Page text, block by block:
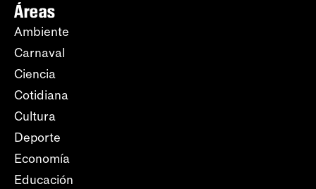
Áreas
Ambiente
Carnaval
Ciencia
Cotidiana
Cultura
Deporte
Economía
Educación